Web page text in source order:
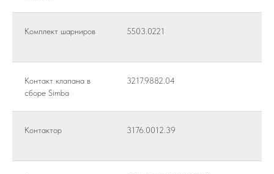
Комплект шарниров 5503.0221
Контакт клапана в
сборе Simba
3217.9882.04
Контактор 3176.0012.39